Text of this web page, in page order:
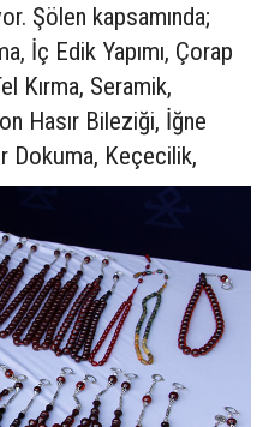
Şölen kapsamında;
İç Edik Yapımı, Çorap
Kırma, Seramik,
Hasır Bileziği, İğne
Dokuma, Keçecilik,